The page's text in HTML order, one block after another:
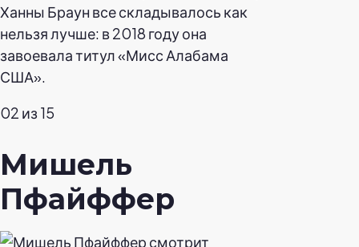
Ханны Браун все складывалось как
нельзя лучше: в 2018 году она
завоевала титул «Мисс Алабама
США».
02 из 15
Мишель
Пфайффер